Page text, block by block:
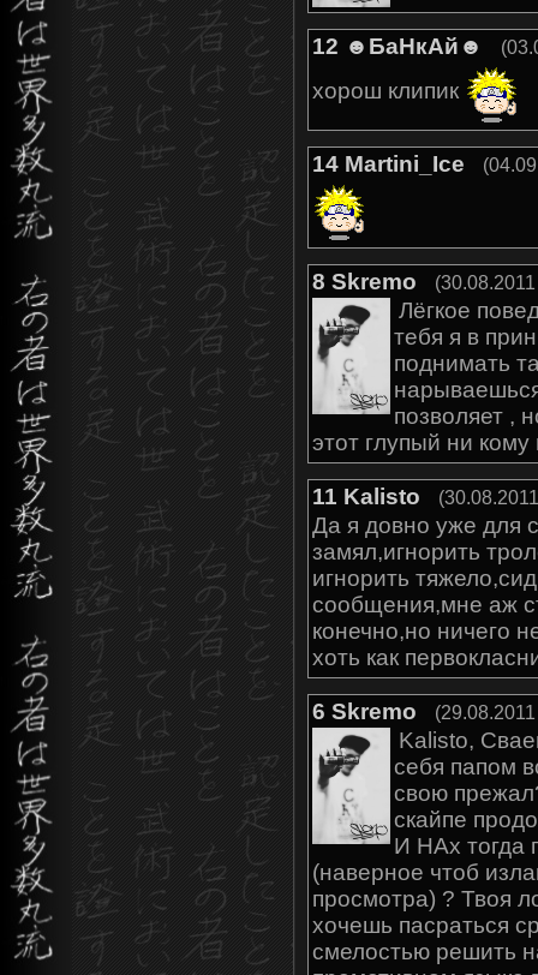
12 ☻БаНкАй☻
хорош клипик
14 Martini_Ice
8 Skremo
Лёгкое
тебя я в
поднимать
позволяет ,
этот глупый ни
11 Kalisto
Да я довно уже для
замял,игнорить
игнорить
сообщения,мне аж
конечно,но ничего
хоть как
6 Skremo
Kalisto,
себя папом
свою
скайпе
И НАх тогда
(наверное чтоб
просмотра) ? Твоя
хочешь пасраться
смелостью решить